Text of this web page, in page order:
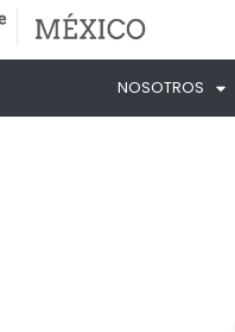
NOSOTROS